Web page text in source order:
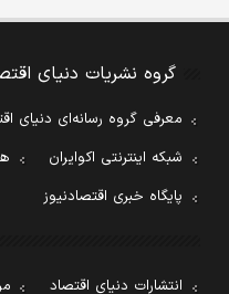
گروه نشریات دنیای
معرفی گروه رسانه‌ای دنیای
شبکه اینترنتی اکوایران
پایگاه خبری اقتصادنیوز
انتشارات دنیای اقتصاد